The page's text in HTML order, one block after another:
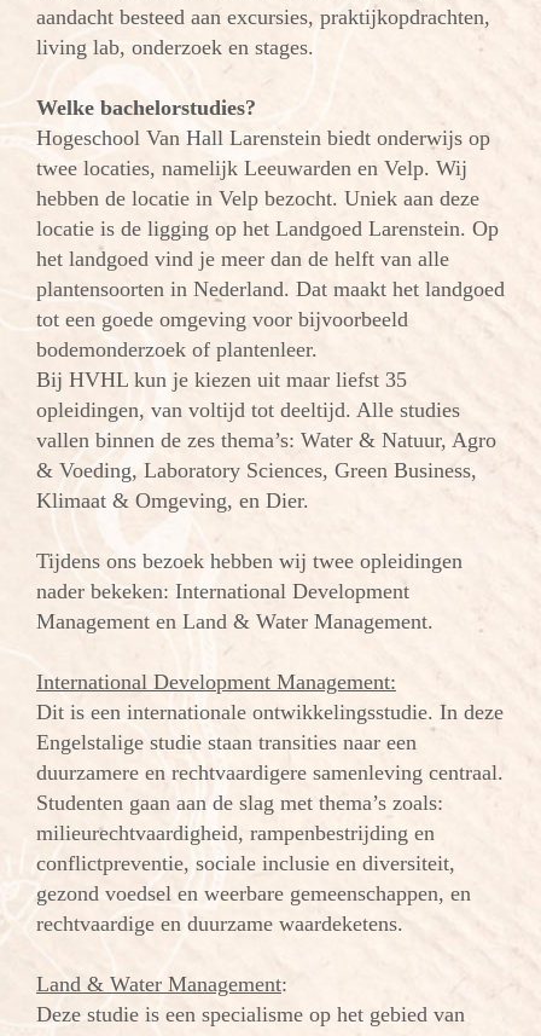
aandacht besteed aan excursies, praktijkopdrachten,
living lab, onderzoek en stages.
Welke bachelorstudies?
Hogeschool Van Hall Larenstein biedt onderwijs op
twee locaties, namelijk Leeuwarden en Velp. Wij
hebben de locatie in Velp bezocht. Uniek aan deze
locatie is de ligging op het Landgoed Larenstein. Op
het landgoed vind je meer dan de helft van alle
plantensoorten in Nederland. Dat maakt het landgoed
tot een goede omgeving voor bijvoorbeeld
bodemonderzoek of plantenleer.
Bij HVHL kun je kiezen uit maar liefst 35
opleidingen, van voltijd tot deeltijd. Alle studies
vallen binnen de zes thema’s: Water & Natuur, Agro
& Voeding, Laboratory Sciences, Green Business,
Klimaat & Omgeving, en Dier.
Tijdens ons bezoek hebben wij twee opleidingen
nader bekeken: International Development
Management en Land & Water Management.
International Development Management:
Dit is een internationale ontwikkelingsstudie. In deze
Engelstalige studie staan transities naar een
duurzamere en rechtvaardigere samenleving centraal.
Studenten gaan aan de slag met thema’s zoals:
milieurechtvaardigheid, rampenbestrijding en
conflictpreventie, sociale inclusie en diversiteit,
gezond voedsel en weerbare gemeenschappen, en
rechtvaardige en duurzame waardeketens.
Land & Water Management:
Deze studie is een specialisme op het gebied van